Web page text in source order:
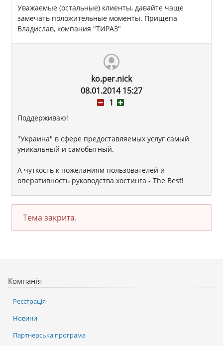
Уважаемые (остальные) клиенты, давайте чаще
замечать положительные моменты. Прищепа
Владислав, компания "ТИРАЗ"
ko.per.nick
08.01.2014 15:27
1
Поддерживаю!
"Украина" в сфере предоставляемых услуг самый
уникальный и самобытный.
А чуткость к пожеланиям пользователей и
оперативность руководства хостинга - The Best!
Тема закрита.
Компанія
Реєстрація
Новини
Партнерська програма